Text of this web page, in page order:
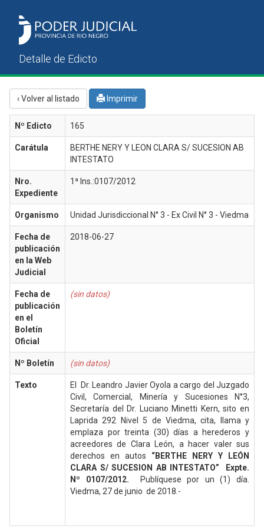
‹ Volver al listado Imprimir
Nº Edicto 165
Carátula
BERTHE NERY Y LEON CLARA S/ SUCESION AB
INTESTATO
Nro.
Expediente
1ª Ins.:0107/2012
Organismo Unidad Jurisdiccional N° 3 - Ex Civil N° 3 - Viedma
Fecha de
publicación
en la Web
Judicial
2018-06-27
Fecha de
publicación
en el
Boletín
Oficial
(sin datos)
Nº Boletín (sin datos)
Texto
El Dr. Leandro Javier Oyola a cargo del Juzgado
Civil, Comercial, Minería y Sucesiones N°3,
Secretaría del Dr. Luciano Minetti Kern, sito en
Laprida 292 Nivel 5 de Viedma, cita, llama y
emplaza por treinta (30) días a herederos y
acreedores de Clara León, a hacer valer sus
derechos en autos “BERTHE NERY Y LEÓN
CLARA S/ SUCESION AB INTESTATO” Expte.
Nº 0107/2012.
Publíquese por un (1) día.
Viedma, 27 de junio de 2018.-